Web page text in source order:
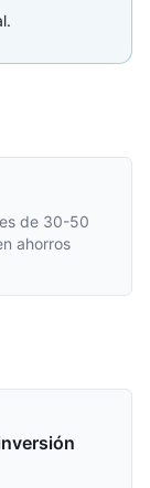
de 30-50
ahorros